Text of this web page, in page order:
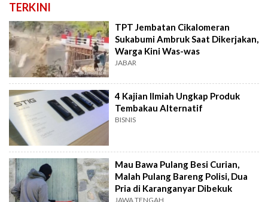
TERKINI
TPT Jembatan Cikalomeran
Sukabumi Ambruk Saat Dikerjakan,
Warga Kini Was-was
JABAR
4 Kajian Ilmiah Ungkap Produk
Tembakau Alternatif
BISNIS
Mau Bawa Pulang Besi Curian,
Malah Pulang Bareng Polisi, Dua
Pria di Karanganyar Dibekuk
JAWA TENGAH